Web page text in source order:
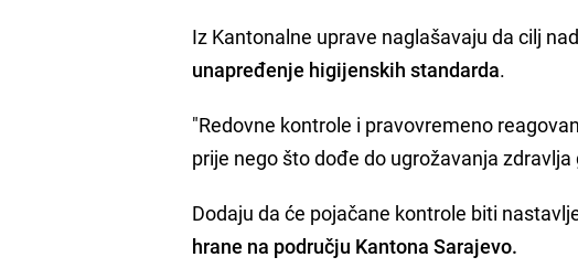
Iz Kantonalne uprave naglašavaju da cilj
unapređenje higijenskih standarda.
"Redovne kontrole i pravovremeno
prije nego što dođe do ugrožavanja
Dodaju da će pojačane kontrole biti
hrane na području Kantona Sarajevo.